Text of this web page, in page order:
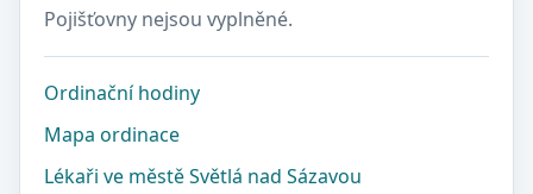
Pojišťovny nejsou vyplněné.
Ordinační hodiny
Mapa ordinace
Lékaři ve městě Světlá nad Sázavou